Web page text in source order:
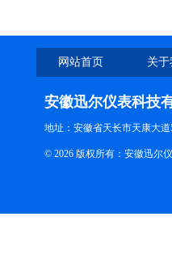
网站首页 关
安徽迅尔仪表科技
地址：安徽省天长市天康大道
© 2026 版权所有：安徽迅尔